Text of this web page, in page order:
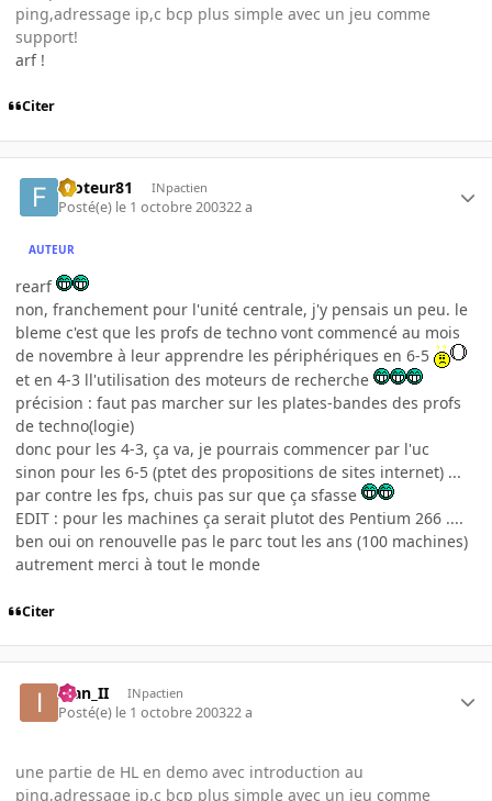
ping,adressage ip,c bcp plus simple avec un jeu comme
support!
arf !
Citer
footeur81 INpactien
Posté(e) le 1 octobre 200322 a
AUTEUR
rearf
non, franchement pour l'unité centrale, j'y pensais un peu. le
bleme c'est que les profs de techno vont commencé au mois
de novembre à leur apprendre les périphériques en 6-5
et en 4-3 ll'utilisation des moteurs de recherche
précision : faut pas marcher sur les plates-bandes des profs
de techno(logie)
donc pour les 4-3, ça va, je pourrais commencer par l'uc
sinon pour les 6-5 (ptet des propositions de sites internet) ...
par contre les fps, chuis pas sur que ça sfasse
EDIT : pour les machines ça serait plutot des Pentium 266 ....
ben oui on renouvelle pas le parc tout les ans (100 machines)
autrement merci à tout le monde
Citer
Ivan_II INpactien
Posté(e) le 1 octobre 200322 a
une partie de HL en demo avec introduction au
ping,adressage ip,c bcp plus simple avec un jeu comme